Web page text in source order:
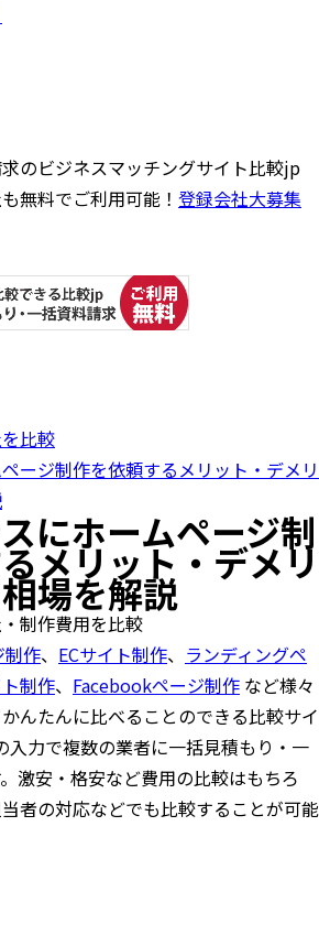
のビジネスマッチングサイト比較jp
無料でご利用可能！ 登録会社大募集
比較
ージ制作を依頼するメリット・デメリ
にホームページ制
メリット・デメリ
場を解説
制作費用を比較
制作、 ECサイト制作、 ランディングペ
制作、 Facebookページ制作 など様々
んたんに比べることのできる比較サイ
入力で複数の業者に一括見積もり・一
激安・格安など費用の比較はもちろ
者の対応などでも比較することが可能